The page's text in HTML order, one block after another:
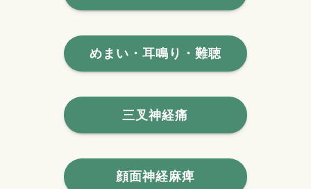
めまい・耳鳴り・難聴
三叉神経痛
顔面神経麻痺